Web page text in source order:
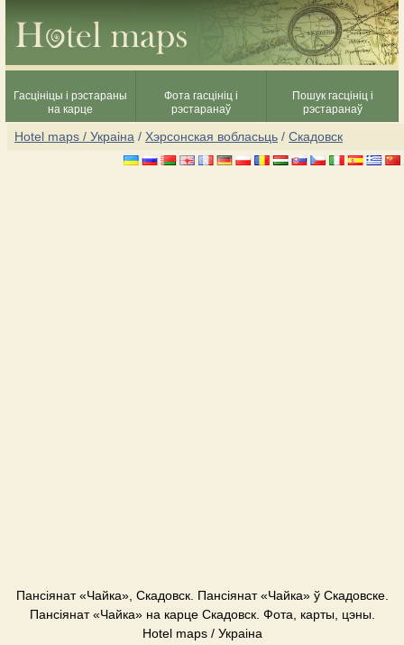
Гасцініцы і рэстараны
на карце
Фота гасцініц і
рэстаранаў
Пошук гасцініц і
рэстаранаў
Hotel maps / Украіна / Хэрсонская вобласьць / Скадовск
Пансіянат «Чайка», Скадовск. Пансіянат «Чайка» ў Скадовске.
Пансіянат «Чайка» на карце Скадовск. Фота, карты, цэны.
Hotel maps / Украіна